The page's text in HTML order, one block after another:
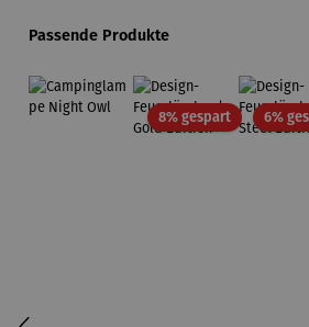
Produktgalerie überspringen
Passende Produkte
8% gespartRabatt6%